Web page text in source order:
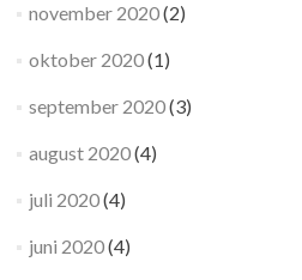
november 2020(2)
oktober 2020(1)
september 2020(3)
august 2020(4)
juli 2020(4)
juni 2020(4)